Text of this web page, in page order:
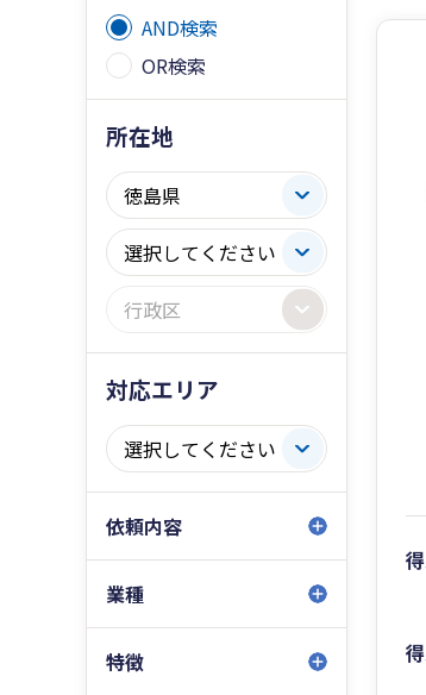
AND検索
OR検索
所在地
対応エリア
依頼内容
業種
特徴